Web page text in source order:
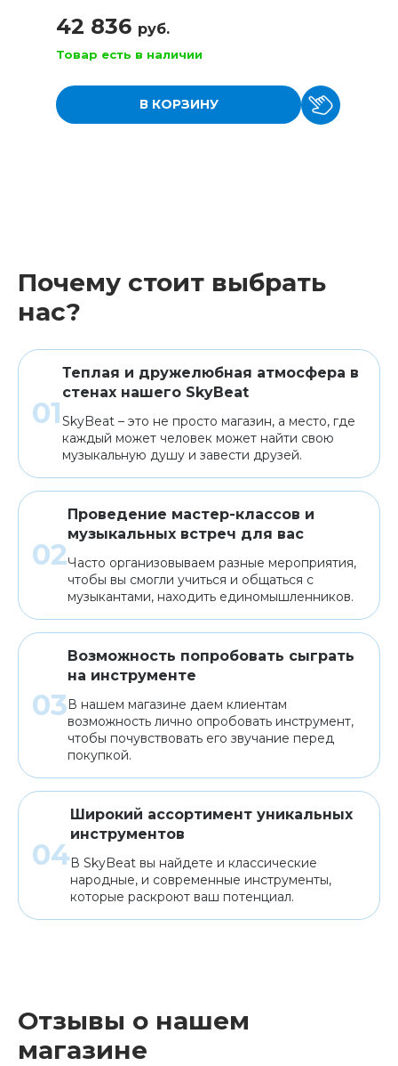
42 836 руб.
Товар есть в наличии
В КОРЗИНУ
Почему стоит выбрать
нас?
Теплая и дружелюбная атмосфера в
стенах нашего SkyBeat
SkyBeat – это не просто магазин, а место, где
каждый может человек может найти свою
музыкальную душу и завести друзей.
Проведение мастер-классов и
музыкальных встреч для вас
Часто организовываем разные мероприятия,
чтобы вы смогли учиться и общаться с
музыкантами, находить единомышленников.
Возможность попробовать сыграть
на инструменте
В нашем магазине даем клиентам
возможность лично опробовать инструмент,
чтобы почувствовать его звучание перед
покупкой.
Широкий ассортимент уникальных
инструментов
В SkyBeat вы найдете и классические
народные, и современные инструменты,
которые раскроют ваш потенциал.
Отзывы о нашем
магазине